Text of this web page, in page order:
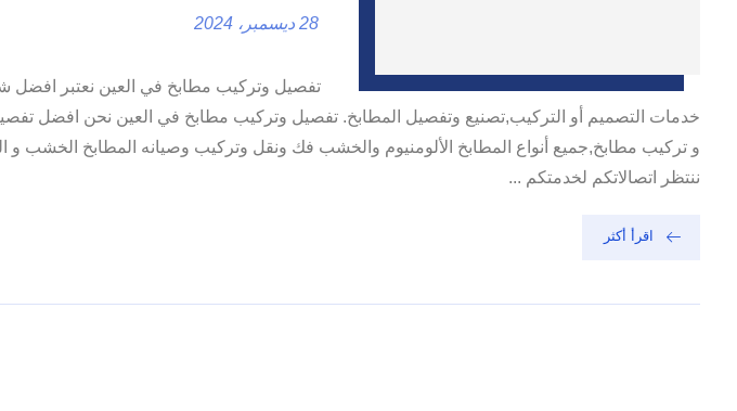
28 ديسمبر، 2024
تفصيل وتركيب مطابخ في العين نعتبر افضل
خدمات التصميم أو التركيب,تصنيع وتفصيل المطابخ. تفصيل وتركيب مطابخ في العين نحن افضل
و تركيب مطابخ,جميع أنواع المطابخ الألومنيوم والخشب فك ونقل وتركيب وصيانه المطابخ الخشب
ننتظر اتصالاتكم لخدمتكم ...
اقرأ أكثر